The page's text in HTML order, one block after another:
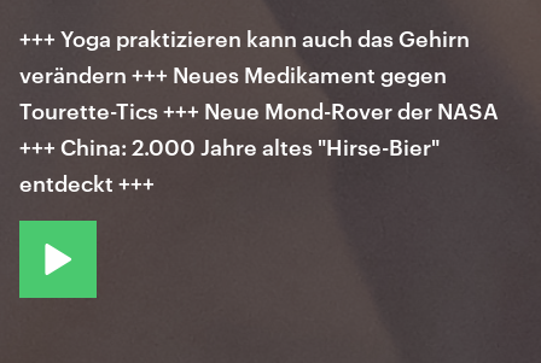
+++ Yoga praktizieren kann auch das Gehirn
verändern +++ Neues Medikament gegen
Tourette-Tics +++ Neue Mond-Rover der NASA
+++ China: 2.000 Jahre altes "Hirse-Bier"
entdeckt +++